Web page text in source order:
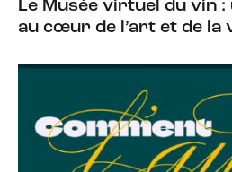
Le Musée virtuel du vin :
au cœur de l’art et de la